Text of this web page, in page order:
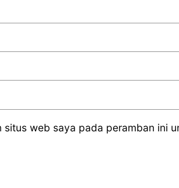
situs web saya pada peramban ini